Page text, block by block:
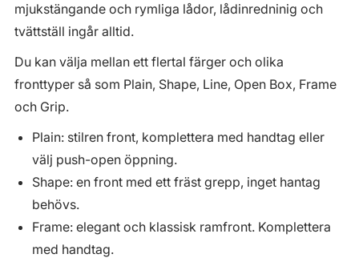
mjukstängande och rymliga lådor, lådinredninig och
tvättställ ingår alltid.
Du kan välja mellan ett flertal färger och olika
fronttyper så som Plain, Shape, Line, Open Box, Frame
och Grip.
Plain: stilren front, komplettera med handtag eller
välj push-open öppning.
Shape: en front med ett fräst grepp, inget hantag
behövs.
Frame: elegant och klassisk ramfront. Komplettera
med handtag.